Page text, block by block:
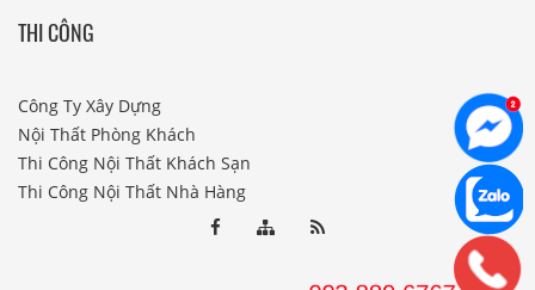
THI CÔNG
Công Ty Xây Dựng
Nội Thất Phòng Khách
Thi Công Nội Thất Khách Sạn
Thi Công Nội Thất Nhà Hàng